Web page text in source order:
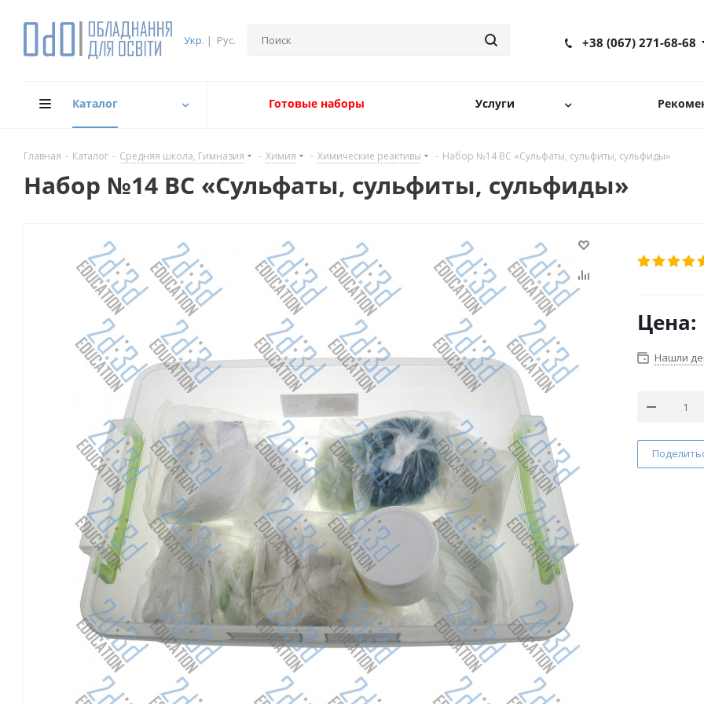
Укр. | Рус. +38 (067) 271-68-68
Каталог Готовые наборы Услуги
Главная - Каталог - Средняя школа, Гимназия - Химия - Химические реактивы - Набор №14 ВС «Сульфаты, сульфиты, сульфиды»
Набор №14 ВС «Сульфаты, сульфиты, сульфиды»
Цена:
Нашли